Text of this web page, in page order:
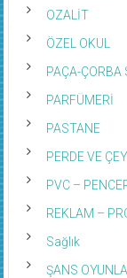
OZALİT
ÖZEL OKUL
PAÇA-ÇORBA
PARFÜMERİ
PASTANE
PERDE VE
PVC –
REKLAM –
Sağlık
ŞANS